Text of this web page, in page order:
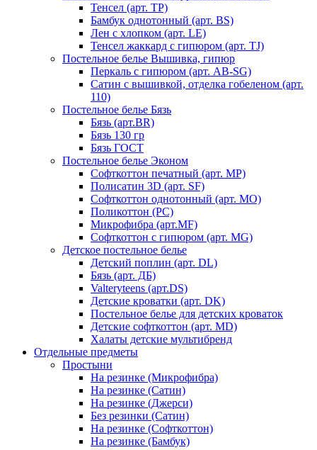
Тенсел (арт. ТР)
Бамбук однотонный (арт. BS)
Лен с хлопком (арт. LE)
Тенсел жаккард с гипюром (арт. TJ)
Постельное белье Вышивка, гипюр
Перкаль с гипюром (арт. AB-SG)
Сатин с вышивкой, отделка гобеленом (арт.
110)
Постельное белье Бязь
Бязь (арт.BR)
Бязь 130 гр
Бязь ГОСТ
Постельное белье Эконом
Софткоттон печатный (арт. MР)
Полисатин 3D (арт. SF)
Софткоттон однотонный (арт. MO)
Поликоттон (PC)
Микрофибра (арт.MF)
Софткоттон с гипюром (арт. MG)
Детское постельное белье
Детский поплин (арт. DL)
Бязь (арт. ДБ)
Valteryteens (арт.DS)
Детские кроватки (арт. DK)
Постельное белье для детских кроваток
Детские софткоттон (арт. MD)
Халаты детские мультибренд
Отдельные предметы
Простыни
На резинке (Микрофибра)
На резинке (Сатин)
На резинке (Джерси)
Без резинки (Сатин)
На резинке (Софткоттон)
На резинке (Бамбук)